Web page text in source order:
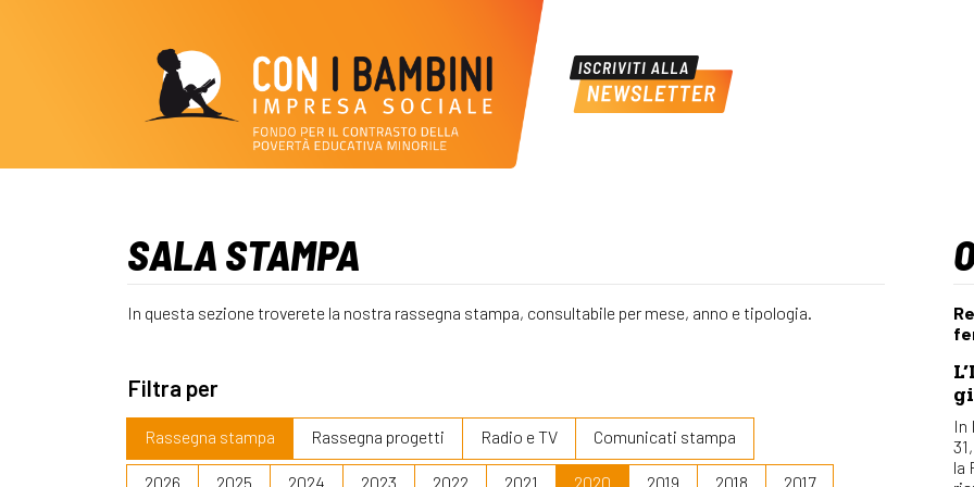
SALA STAMPA
In questa sezione troverete la nostra rassegna stampa, consultabile per mese, anno e tipologia.
Filtra per
Rassegna stampa Rassegna progetti Radio e TV Comunicati stampa
2026 2025 2024 2023 2022 2021 2020 2019 2018 2017
In
la